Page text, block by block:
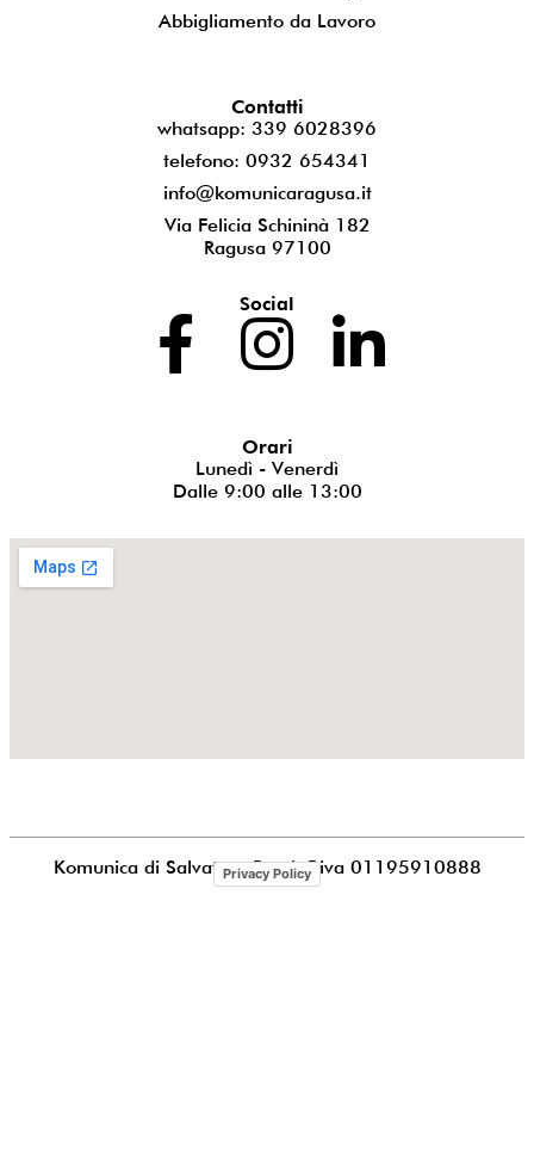
Abbigliamento da Lavoro
Contatti
whatsapp: 339 6028396
telefono: 0932 654341
info@komunicaragusa.it
Via Felicia Schininà 182
Ragusa 97100
Social
Orari
Lunedì - Venerdì
Dalle 9:00 alle 13:00
Komunica di Salvatore PucciaP.iva 01195910888
Privacy Policy